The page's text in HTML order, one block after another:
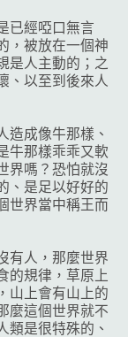
已經啞口無言
，被放在一個神
是人主動的；之
、以至到後來人
造成像牛那樣、
牛那樣乖乖又軟
界嗎？恐怕就沒
、是足以好好的
世界當中稱王而
有人，那麼世界
的規律，草原上
山上會有山上的
麼這個世界就不
類是很特殊的、